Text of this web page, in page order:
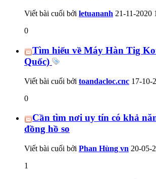
Viết bài cuối bởi letuananh 21-11-2020
0
Tìm hiểu về Máy Hàn Tig
Quốc)
Viết bài cuối bởi toandacloc.cnc 17-10-
0
Cần tìm nơi uy tín có khả
đồng hồ so
Viết bài cuối bởi Phan Hùng vn 20-05-
1